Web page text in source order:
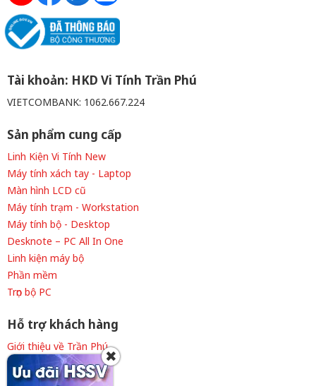
Tài khoản: HKD Vi Tính Trần Phú
VIETCOMBANK: 1062.667.224
Sản phẩm cung cấp
Linh Kiện Vi Tính New
Máy tính xách tay - Laptop
Màn hình LCD cũ
Máy tính trạm - Workstation
Máy tính bộ - Desktop
Desknote – PC All In One
Linh kiện máy bộ
Phần mềm
Trọn bộ PC
Hỗ trợ khách hàng
Giới thiệu về Trần Phú
Thông tin tuyển dụng
Liên hệ cửa hàng
✖